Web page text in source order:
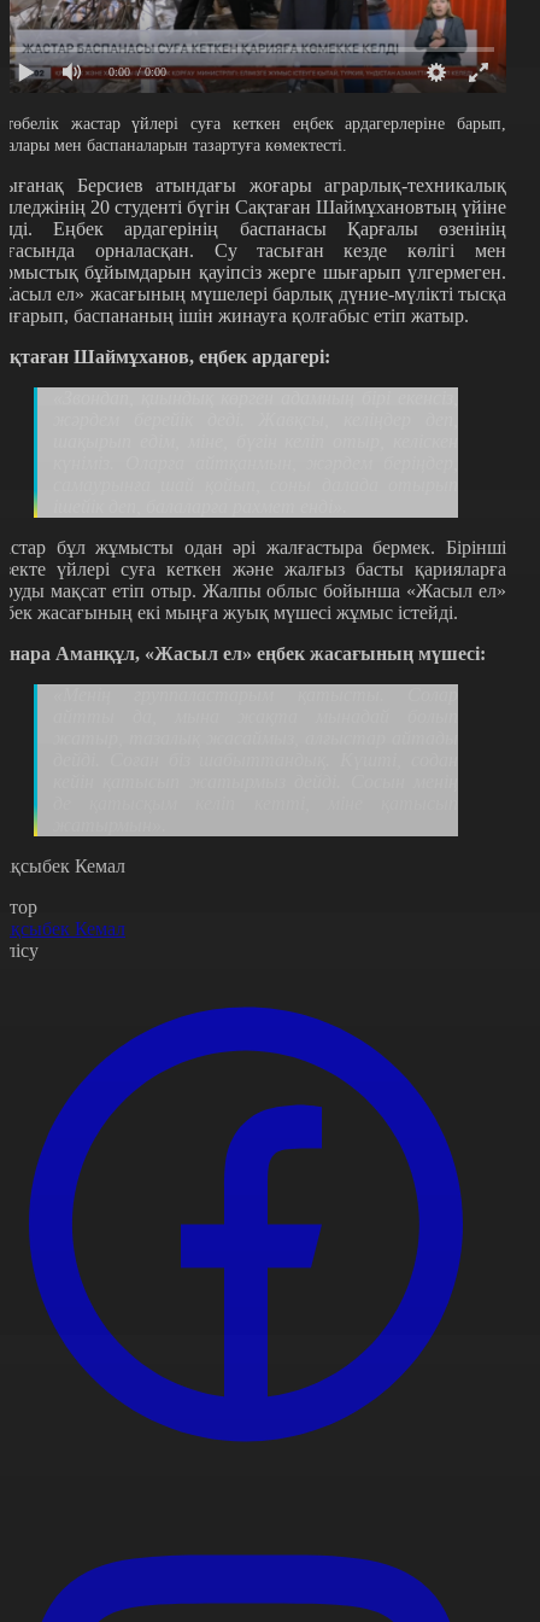
0:00 / 0:00
жастар үйлері суға кеткен еңбек ардагерлеріне барып,
мен баспаналарын тазартуға көмектесті.
Берсиев атындағы жоғары аграрлық-техникалық
20 студенті бүгін Сақтаған Шаймұхановтың үйіне
Еңбек ардагерінің баспанасы Қарғалы өзенінің
орналасқан. Су тасыған кезде көлігі мен
бұйымдарын қауіпсіз жерге шығарып үлгермеген.
ел» жасағының мүшелері барлық дүние-мүлікті тысқа
баспананың ішін жинауға қолғабыс етіп жатыр.
Шаймұханов, еңбек ардагері:
бұл жұмысты одан әрі жалғастыра бермек. Бірінші
үйлері суға кеткен және жалғыз басты қарияларға
мақсат етіп отыр. Жалпы облыс бойынша «Жасыл ел»
жасағының екі мыңға жуық мүшесі жұмыс істейді.
Аманқұл, «Жасыл ел» еңбек жасағының мүшесі:
Кемал
Кемал